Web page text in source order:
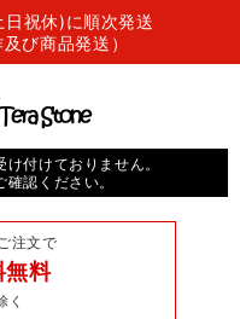
祝休)に順次発送
び商品発送）
付けておりません。
認ください。
注文で
無料
く